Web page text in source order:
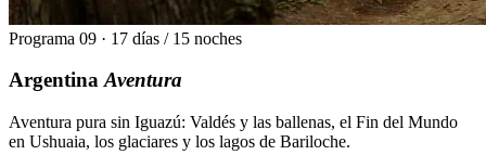
Programa 09 · 17 días / 15 noches
ArgentinaAventura
Aventura pura sin Iguazú: Valdés y las ballenas, el Fin del Mundo
en Ushuaia, los glaciares y los lagos de Bariloche.